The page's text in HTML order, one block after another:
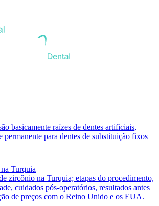
basicamente raízes de dentes artificiais,
permanente para dentes de substituição fixos
Turquia
zircônio na Turquia; etapas do procedimento,
cuidados pós-operatórios, resultados antes
de preços com o Reino Unido e os EUA.